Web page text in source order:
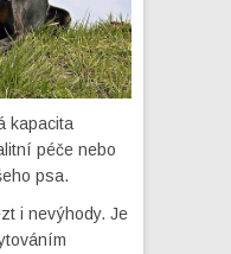
kapacita
péče nebo
psa.
i nevýhody. Je